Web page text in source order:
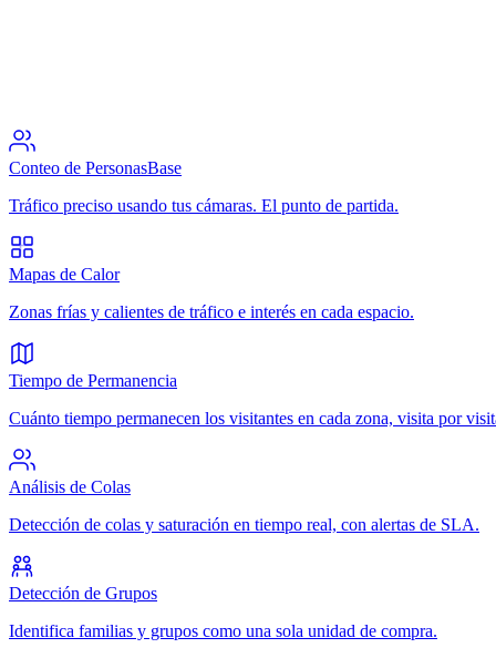
Conteo de PersonasBase
Tráfico preciso usando tus cámaras. El punto de partida.
Mapas de Calor
Zonas frías y calientes de tráfico e interés en cada espacio.
Tiempo de Permanencia
Cuánto tiempo permanecen los visitantes en cada zona, visita por
Análisis de Colas
Detección de colas y saturación en tiempo real, con alertas de SLA.
Detección de Grupos
Identifica familias y grupos como una sola unidad de compra.